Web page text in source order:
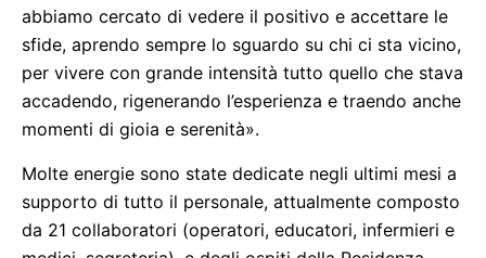
abbiamo cercato di vedere il positivo e accettare le
sfide, aprendo sempre lo sguardo su chi ci sta vicino,
per vivere con grande intensità tutto quello che stava
accadendo, rigenerando l’esperienza e traendo anche
momenti di gioia e serenità».
Molte energie sono state dedicate negli ultimi mesi a
supporto di tutto il personale, attualmente composto
da 21 collaboratori (operatori, educatori, infermieri e